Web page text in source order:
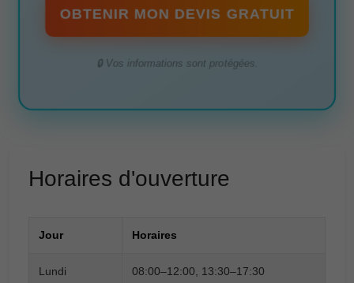
OBTENIR MON DEVIS GRATUIT
🔒 Vos informations sont protégées.
Horaires d'ouverture
Jour Horaires
Lundi 08:00–12:00, 13:30–17:30